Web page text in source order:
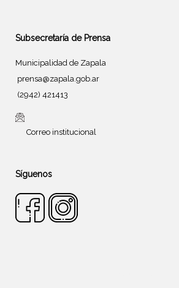
Subsecretaría de Prensa
Municipalidad de Zapala
prensa@zapala.gob.ar
(2942) 421413
Correo institucional
Síguenos